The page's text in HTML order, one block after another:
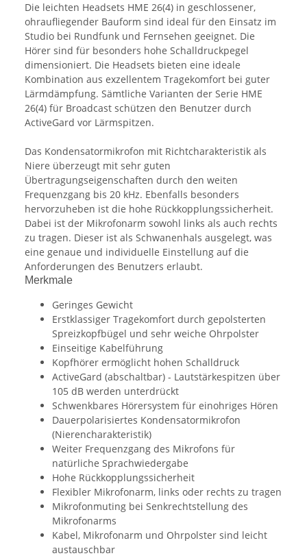
Die leichten Headsets HME 26(4) in geschlossener,
ohraufliegender Bauform sind ideal für den Einsatz im
Studio bei Rundfunk und Fernsehen geeignet. Die
Hörer sind für besonders hohe Schalldruckpegel
dimensioniert. Die Headsets bieten eine ideale
Kombination aus exzellentem Tragekomfort bei guter
Lärmdämpfung. Sämtliche Varianten der Serie HME
26(4) für Broadcast schützen den Benutzer durch
ActiveGard vor Lärmspitzen.
Das Kondensatormikrofon mit Richtcharakteristik als
Niere überzeugt mit sehr guten
Übertragungseigenschaften durch den weiten
Frequenzgang bis 20 kHz. Ebenfalls besonders
hervorzuheben ist die hohe Rückkopplungssicherheit.
Dabei ist der Mikrofonarm sowohl links als auch rechts
zu tragen. Dieser ist als Schwanenhals ausgelegt, was
eine genaue und individuelle Einstellung auf die
Anforderungen des Benutzers erlaubt.
Merkmale
Geringes Gewicht
Erstklassiger Tragekomfort durch gepolsterten
Spreizkopfbügel und sehr weiche Ohrpolster
Einseitige Kabelführung
Kopfhörer ermöglicht hohen Schalldruck
ActiveGard (abschaltbar) - Lautstärkespitzen über
105 dB werden unterdrückt
Schwenkbares Hörersystem für einohriges Hören
Dauerpolarisiertes Kondensatormikrofon
(Nierencharakteristik)
Weiter Frequenzgang des Mikrofons für
natürliche Sprachwiedergabe
Hohe Rückkopplungssicherheit
Flexibler Mikrofonarm, links oder rechts zu tragen
Mikrofonmuting bei Senkrechtstellung des
Mikrofonarms
Kabel, Mikrofonarm und Ohrpolster sind leicht
austauschbar